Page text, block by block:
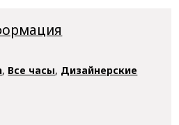
, Все часы, Дизайнерские